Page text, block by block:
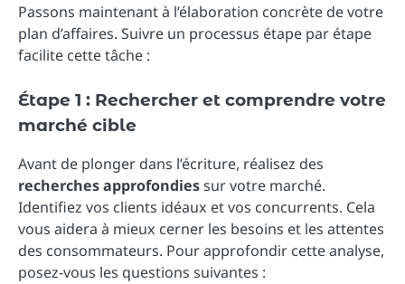
Passons maintenant à l’élaboration concrète de votre
plan d’affaires. Suivre un processus étape par étape
facilite cette tâche :
Étape 1 : Rechercher et comprendre votre
marché cible
Avant de plonger dans l’écriture, réalisez des
recherches approfondiessur votre marché.
Identifiez vos clients idéaux et vos concurrents. Cela
vous aidera à mieux cerner les besoins et les attentes
des consommateurs. Pour approfondir cette analyse,
posez-vous les questions suivantes :